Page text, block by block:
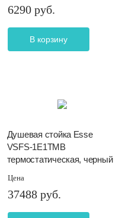
6290 руб.
В корзину
Душевая стойка Esse
VSFS-1E1TMB
термостатическая, черный
Цена
37488 руб.